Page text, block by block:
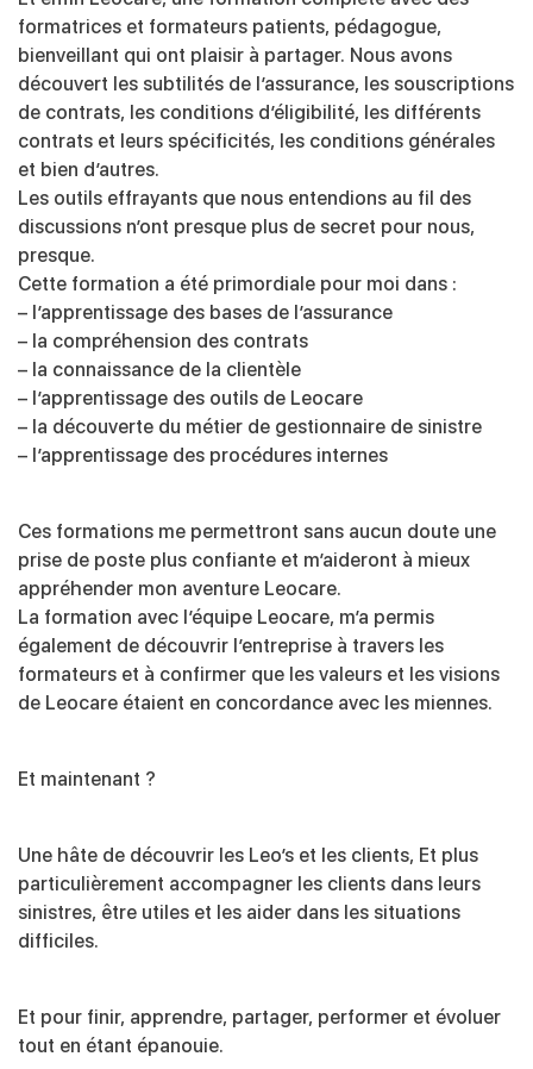
formatrices et formateurs patients, pédagogue,
bienveillant qui ont plaisir à partager. Nous avons
découvert les subtilités de l’assurance, les souscriptions
de contrats, les conditions d’éligibilité, les différents
contrats et leurs spécificités, les conditions générales
et bien d’autres.
Les outils effrayants que nous entendions au fil des
discussions n’ont presque plus de secret pour nous,
presque.
Cette formation a été primordiale pour moi dans :
– l’apprentissage des bases de l’assurance
– la compréhension des contrats
– la connaissance de la clientèle
– l’apprentissage des outils de Leocare
– la découverte du métier de gestionnaire de sinistre
– l’apprentissage des procédures internes
Ces formations me permettront sans aucun doute une
prise de poste plus confiante et m’aideront à mieux
appréhender mon aventure Leocare.
La formation avec l’équipe Leocare, m’a permis
également de découvrir l’entreprise à travers les
formateurs et à confirmer que les valeurs et les visions
de Leocare étaient en concordance avec les miennes.
Et maintenant ?
Une hâte de découvrir les Leo’s et les clients, Et plus
particulièrement accompagner les clients dans leurs
sinistres, être utiles et les aider dans les situations
difficiles.
Et pour finir, apprendre, partager, performer et évoluer
tout en étant épanouie.